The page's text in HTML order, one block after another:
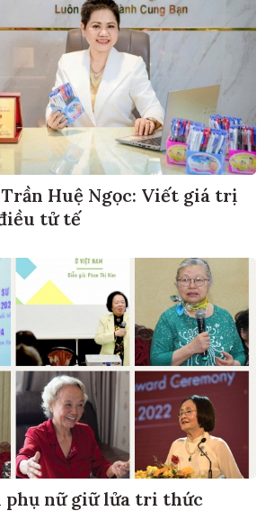
Huệ Ngọc: Viết giá trị
tử tế
phụ nữ giữ lửa tri thức